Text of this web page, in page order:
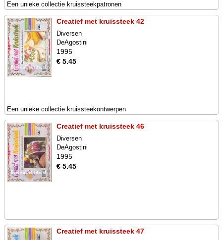
Een unieke collectie kruissteekpatronen
Creatief met kruissteek 42
Diversen
DeAgostini
1995
€ 5.45
Een unieke collectie kruissteekontwerpen
Creatief met kruissteek 46
Diversen
DeAgostini
1995
€ 5.45
Creatief met kruissteek 47